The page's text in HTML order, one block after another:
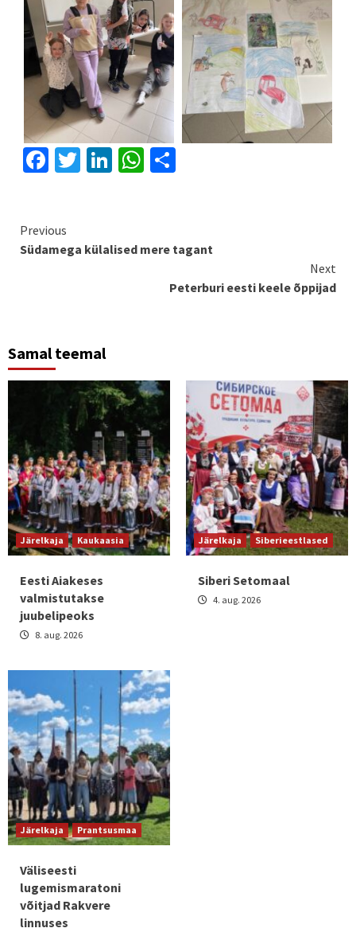
Facebook
Twitter
LinkedIn
WhatsApp
Continue
Reading
Previous
Südamega külalised mere tagant
Next
Peterburi eesti keele õppijad
Samal teemal
Järelkaja Kaukaasia
Eesti Aiakeses
valmistutakse
juubelipeoks
8. aug. 2026
Järelkaja Siberieestlased
Siberi Setomaal
4. aug. 2026
Järelkaja Prantsusmaa
Väliseesti
lugemismaratoni
võitjad Rakvere
linnuses